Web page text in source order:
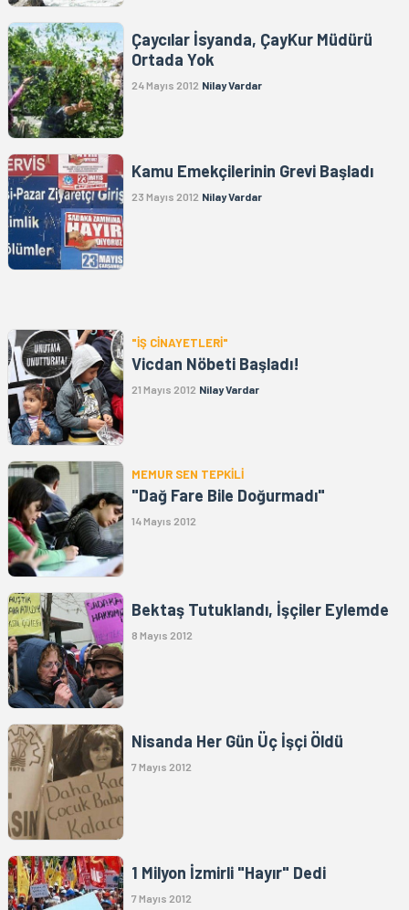
Çaycılar İsyanda, ÇayKur Müdürü
Ortada Yok
24 Mayıs 2012 Nilay Vardar
Kamu Emekçilerinin Grevi Başladı
23 Mayıs 2012 Nilay Vardar
"İŞ CİNAYETLERİ"
Vicdan Nöbeti Başladı!
21 Mayıs 2012 Nilay Vardar
MEMUR SEN TEPKİLİ
"Dağ Fare Bile Doğurmadı"
14 Mayıs 2012
Bektaş Tutuklandı, İşçiler Eylemde
8 Mayıs 2012
Nisanda Her Gün Üç İşçi Öldü
7 Mayıs 2012
1 Milyon İzmirli "Hayır" Dedi
7 Mayıs 2012